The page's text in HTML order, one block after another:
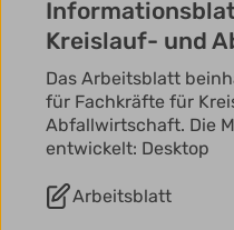
Kreislauf- und
Das Arbeitsblatt
für Fachkräfte für
Abfallwirtschaft. Die
entwickelt: Desktop
Arbeitsblatt